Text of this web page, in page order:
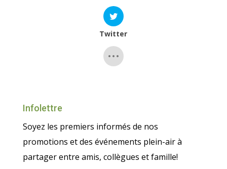
Twitter
Infolettre
Soyez les premiers informés de nos
promotions et des événements plein-air à
partager entre amis, collègues et famille!